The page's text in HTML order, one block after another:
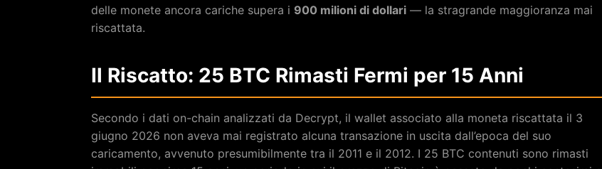
delle monete ancora cariche supera i 900 milioni di dollari — la stragrande maggioranza mai
riscattata.
Il Riscatto: 25 BTC Rimasti Fermi per 15 Anni
Secondo i dati on-chain analizzati da Decrypt, il wallet associato alla moneta riscattata il 3
giugno 2026 non aveva mai registrato alcuna transazione in uscita dall’epoca del suo
caricamento, avvenuto presumibilmente tra il 2011 e il 2012. I 25 BTC contenuti sono rimasti